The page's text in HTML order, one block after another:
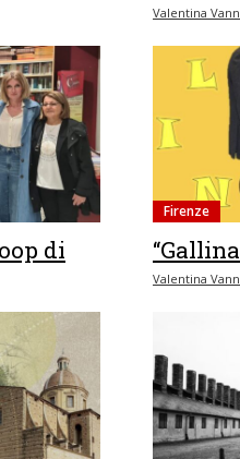
Valentina
di
Firenze
Valentina